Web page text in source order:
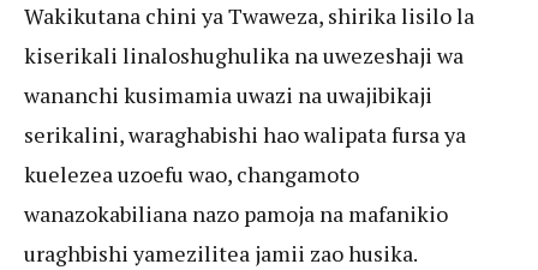
Wakikutana chini ya Twaweza, shirika lisilo la
kiserikali linaloshughulika na uwezeshaji wa
wananchi kusimamia uwazi na uwajibikaji
serikalini, waraghabishi hao walipata fursa ya
kuelezea uzoefu wao, changamoto
wanazokabiliana nazo pamoja na mafanikio
uraghbishi yamezilitea jamii zao husika.